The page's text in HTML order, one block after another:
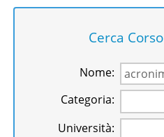
Cerca Corso
Nome:
Categoria:
Università: